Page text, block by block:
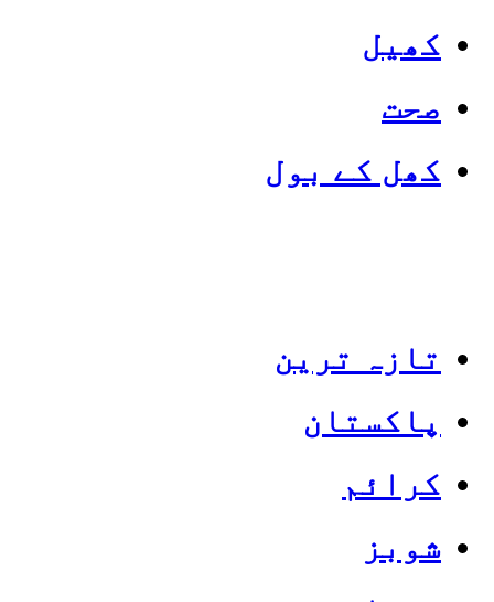
کھیل
صحت
کھل کے بول
تازہ ترین
پاکستان
کرائم
شوبز
Categories
Top News